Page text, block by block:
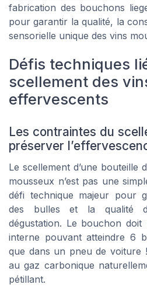
fabrication des bouchons
pour garantir la qualité, la
sensorielle unique des vins
Défis techniques
scellement des
effervescents
Les contraintes du
préserver
Le scellement d’une bouteille
mousseux n’est pas une
défi technique majeur pour
des bulles et la qualité
dégustation. Le bouchon
interne pouvant atteindre 6
que dans un pneu de voiture
au gaz carbonique
pétillant.